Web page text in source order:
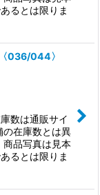
るとは限りま
036/044〉
数は通販サイ
の在庫数とは異
品写真は見本
るとは限りま